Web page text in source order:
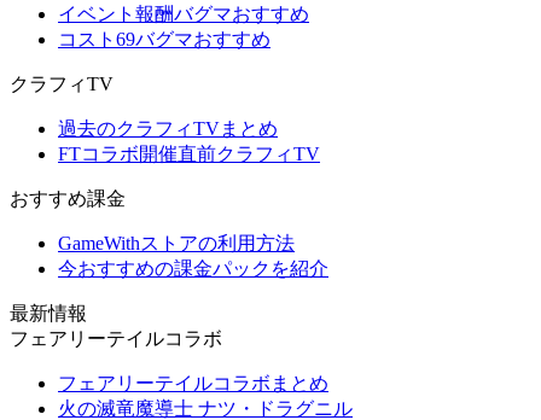
イベント報酬バグマおすすめ
コスト69バグマおすすめ
クラフィTV
過去のクラフィTVまとめ
FTコラボ開催直前クラフィTV
おすすめ課金
GameWithストアの利用方法
今おすすめの課金パックを紹介
最新情報
フェアリーテイルコラボ
フェアリーテイルコラボまとめ
火の滅竜魔導士 ナツ・ドラグニル